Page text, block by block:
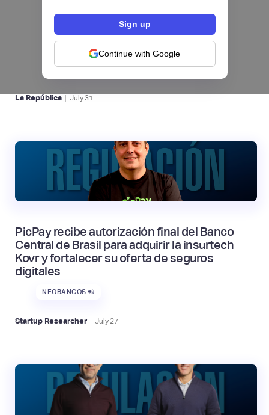
Continue with Google
Nequi iniciará operaciones como compañía
de financiamiento en Colombia desde el 1 de
NEOBANCOS 📲
La República | July31
PicPay recibe autorización final del Banco
Central de Brasil para adquirir la insurtech
Kovr y fortalecer su oferta de seguros
digitales
NEOBANCOS 📲
Startup Researcher | July 27